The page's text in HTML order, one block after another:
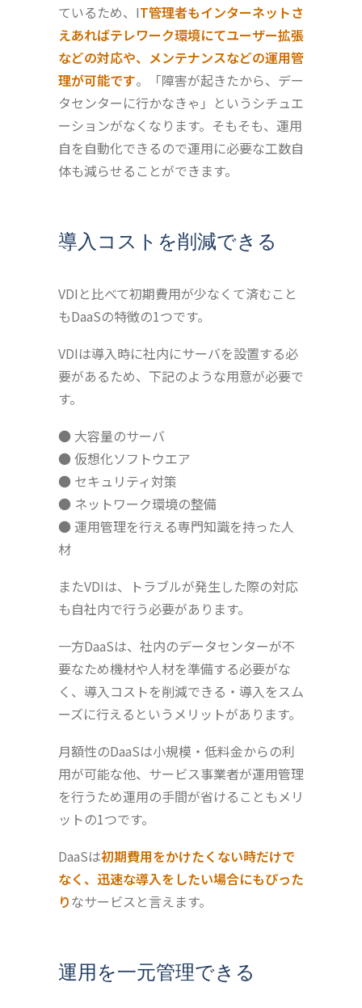
ているため、IT管理者もインターネットさ
えあればテレワーク環境にてユーザー拡張
などの対応や、メンテナンスなどの運用管
理が可能です。「障害が起きたから、デー
タセンターに行かなきゃ」というシチュエ
ーションがなくなります。そもそも、運用
自を自動化できるので運用に必要な工数自
体も減らせることができます。
導入コストを削減できる
VDIと比べて初期費用が少なくて済むこと
もDaaSの特徴の1つです。
VDIは導入時に社内にサーバを設置する必
要があるため、下記のような用意が必要で
す。
● 大容量のサーバ
● 仮想化ソフトウエア
● セキュリティ対策
● ネットワーク環境の整備
● 運用管理を行える専門知識を持った人
材
またVDIは、トラブルが発生した際の対応
も自社内で行う必要があります。
一方DaaSは、社内のデータセンターが不
要なため機材や人材を準備する必要がな
く、導入コストを削減できる・導入をスム
ーズに行えるというメリットがあります。
月額性のDaaSは小規模・低料金からの利
用が可能な他、サービス事業者が運用管理
を行うため運用の手間が省けることもメリ
ットの1つです。
DaaSは初期費用をかけたくない時だけで
なく、迅速な導入をしたい場合にもぴった
りなサービスと言えます。
運用を一元管理できる